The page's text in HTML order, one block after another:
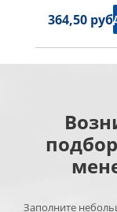
364,50 руб.
Заполните